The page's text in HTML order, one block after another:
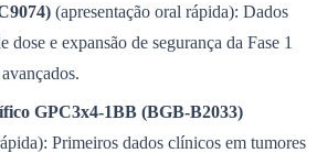
(apresentação oral rápida): Dados
dose e expansão de segurança da Fase 1
GPC3x4-1BB (BGB-B2033)
Primeiros dados clínicos em tumores